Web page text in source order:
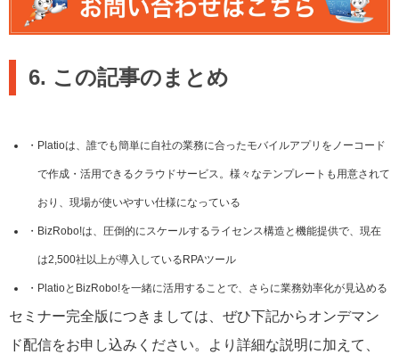
6. この記事のまとめ
Platioは、誰でも簡単に自社の業務に合ったモバイルアプリをノーコード
で作成・活用できるクラウドサービス。様々なテンプレートも用意されて
おり、現場が使いやすい仕様になっている
BizRobo!は、圧倒的にスケールするライセンス構造と機能提供で、現在
は2,500社以上が導入しているRPAツール
PlatioとBizRobo!を一緒に活用することで、さらに業務効率化が見込める
セミナー完全版につきましては、ぜひ下記からオンデマン
ド配信をお申し込みください。より詳細な説明に加えて、